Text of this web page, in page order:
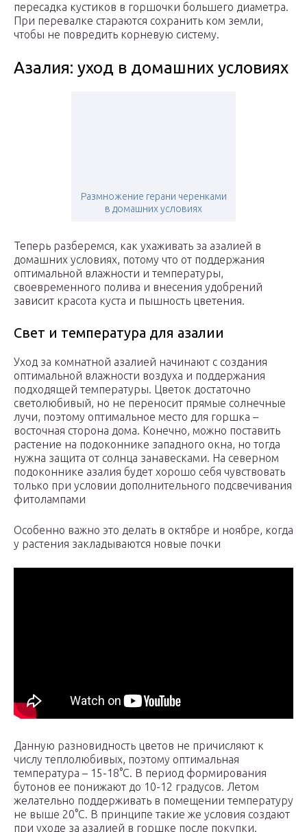
пересадка кустиков в горшочки большего диаметра.
При перевалке стараются сохранить ком земли,
чтобы не повредить корневую систему.
Азалия: уход в домашних условиях
Размножение герани черенками
в домашних условиях
Теперь разберемся, как ухаживать за азалией в
домашних условиях, потому что от поддержания
оптимальной влажности и температуры,
своевременного полива и внесения удобрений
зависит красота куста и пышность цветения.
Свет и температура для азалии
Уход за комнатной азалией начинают с создания
оптимальной влажности воздуха и поддержания
подходящей температуры. Цветок достаточно
светолюбивый, но не переносит прямые солнечные
лучи, поэтому оптимальное место для горшка –
восточная сторона дома. Конечно, можно поставить
растение на подоконнике западного окна, но тогда
нужна защита от солнца занавесками. На северном
подоконнике азалия будет хорошо себя чувствовать
только при условии дополнительного подсвечивания
фитолампами
Особенно важно это делать в октябре и ноябре, когда
у растения закладываются новые почки
Данную разновидность цветов не причисляют к
числу теплолюбивых, поэтому оптимальная
температура – 15-18°С. В период формирования
бутонов ее понижают до 10-12 градусов. Летом
желательно поддерживать в помещении температуру
не выше 20°С. В принципе такие же условия создают
при уходе за азалией в горшке после покупки.